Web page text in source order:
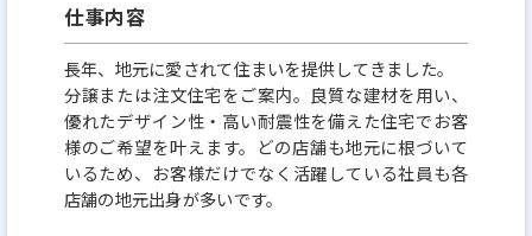
仕事内容
長年、地元に愛されて住まいを提供してきました。
分譲または注文住宅をご案内。良質な建材を用い、
優れたデザイン性・高い耐震性を備えた住宅でお客
様のご希望を叶えます。どの店舗も地元に根づいて
いるため、お客様だけでなく活躍している社員も各
店舗の地元出身が多いです。